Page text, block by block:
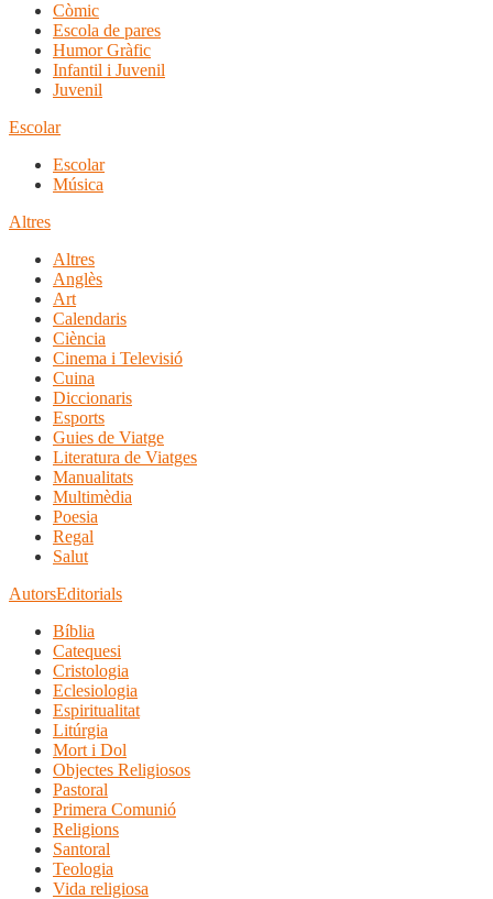
Còmic
Escola de pares
Humor Gràfic
Infantil i Juvenil
Juvenil
Escolar
Escolar
Música
Altres
Altres
Anglès
Art
Calendaris
Ciència
Cinema i Televisió
Cuina
Diccionaris
Esports
Guies de Viatge
Literatura de Viatges
Manualitats
Multimèdia
Poesia
Regal
Salut
AutorsEditorials
Bíblia
Catequesi
Cristologia
Eclesiologia
Espiritualitat
Litúrgia
Mort i Dol
Objectes Religiosos
Pastoral
Primera Comunió
Religions
Santoral
Teologia
Vida religiosa